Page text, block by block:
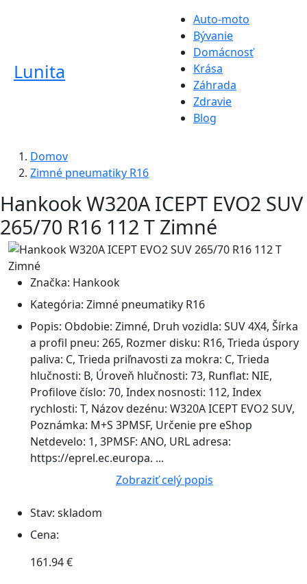
Lunita
Auto-moto
Bývanie
Domácnosť
Krása
Záhrada
Zdravie
Blog
Domov
Zimné pneumatiky R16
Hankook W320A ICEPT EVO2 SUV
265/70 R16 112 T Zimné
Značka: Hankook
Kategória: Zimné pneumatiky R16
Popis: Obdobie: Zimné, Druh vozidla: SUV 4X4, Šírka
a profil pneu: 265, Rozmer disku: R16, Trieda úspory
paliva: C, Trieda priľnavosti za mokra: C, Trieda
hlučnosti: B, Úroveň hlučnosti: 73, Runflat: NIE,
Profilove číslo: 70, Index nosnosti: 112, Index
rychlosti: T, Názov dezénu: W320A ICEPT EVO2 SUV,
Poznámka: M+S 3PMSF, Určenie pre eShop
Netdevelo: 1, 3PMSF: ANO, URL adresa:
https://eprel.ec.europa. ...
Zobraziť celý popis
Stav: skladom
Cena:
161.94 €